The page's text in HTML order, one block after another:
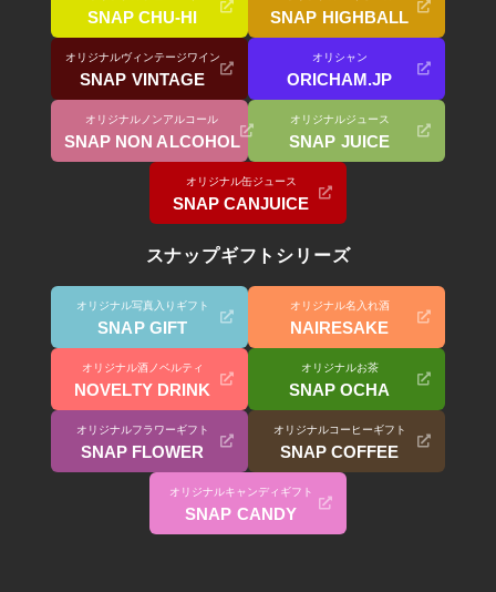
SNAP CHU-HI SNAP HIGHBALL
オリジナルヴィンテージワイン
SNAP VINTAGE
オリシャン
ORICHAM.JP
オリジナルノンアルコール
SNAP NON ALCOHOL
オリジナルジュース
SNAP JUICE
オリジナル缶ジュース
SNAP CANJUICE
スナップギフトシリーズ
オリジナル写真入りギフト
SNAP GIFT
オリジナル名入れ酒
NAIRESAKE
オリジナル酒ノベルティ
NOVELTY DRINK
オリジナルお茶
SNAP OCHA
オリジナルフラワーギフト
SNAP FLOWER
オリジナルコーヒーギフト
SNAP COFFEE
オリジナルキャンディギフト
SNAP CANDY